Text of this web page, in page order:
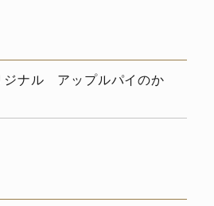
ジナル アップルパイのか